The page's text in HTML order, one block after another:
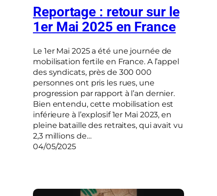
Reportage : retour sur le
1er Mai 2025 en France
Le 1er Mai 2025 a été une journée de
mobilisation fertile en France. A l’appel
des syndicats, près de 300 000
personnes ont pris les rues, une
progression par rapport à l’an dernier.
Bien entendu, cette mobilisation est
inférieure à l’explosif 1er Mai 2023, en
pleine bataille des retraites, qui avait vu
2,3 millions de…
04/05/2025